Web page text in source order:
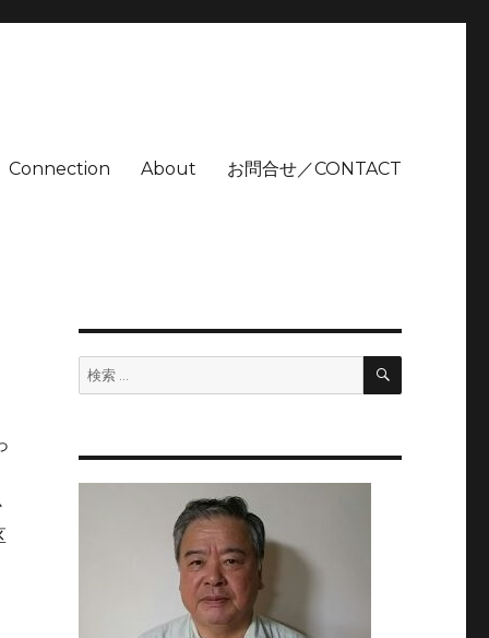
Connection About お問合せ／CONTACT
検
索:
検